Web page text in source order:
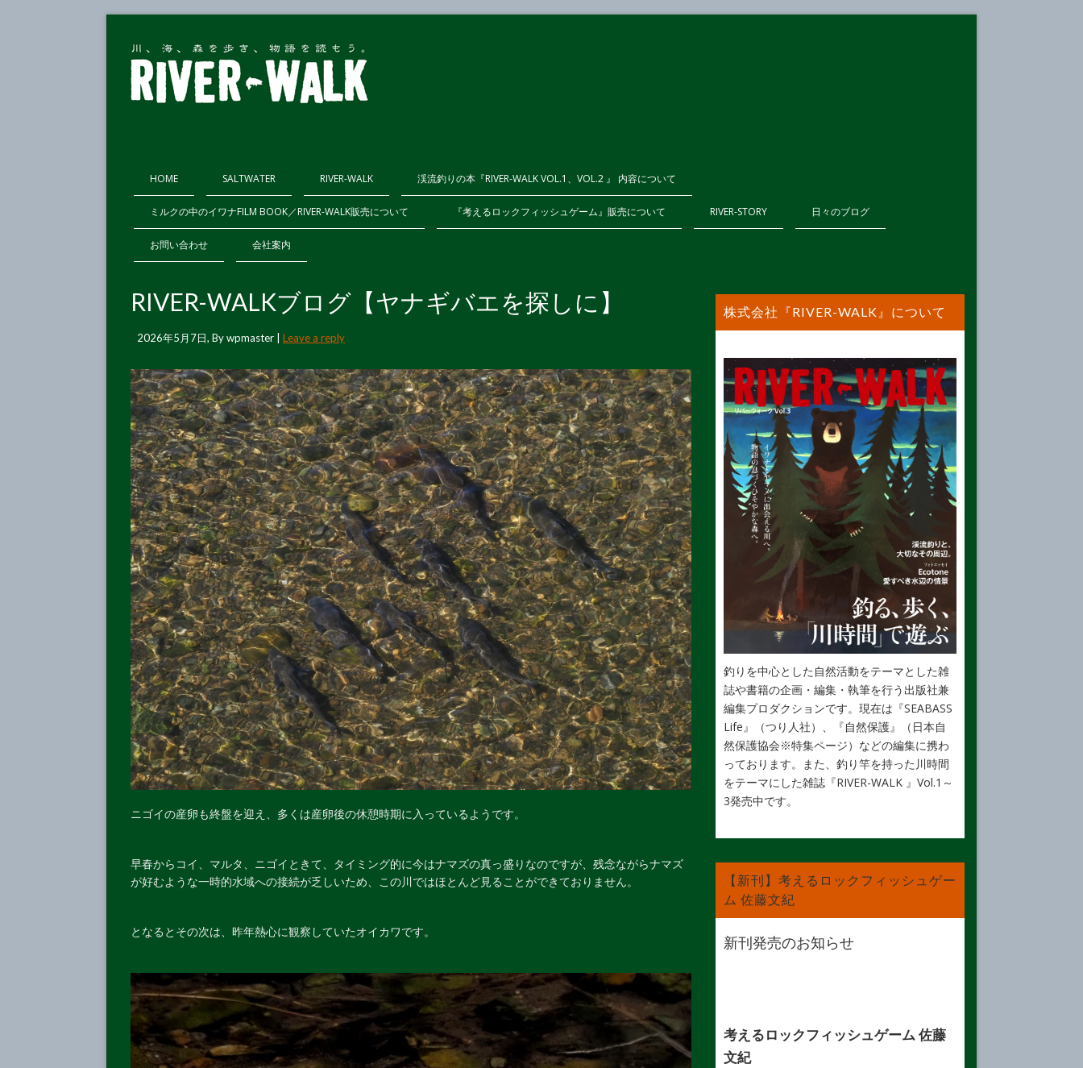
HOME SALTWATER RIVER-WALK 渓流釣りの本『RIVER-WALK VOL.1、VOL.2 』 内容について
ミルクの中のイワナFILM BOOK／RIVER-WALK販売について 『考えるロックフィッシュゲーム』販売について RIVER-STORY 日々のブログ
お問い合わせ 会社案内
RIVER-WALKブログ【ヤナギバエを探しに】
2026年5月7日, Bywpmaster Leave a reply
ニゴイの産卵も終盤を迎え、多くは産卵後の休憩時期に入っているようです。
早春からコイ、マルタ、ニゴイときて、タイミング的に今はナマズの真っ盛りなのですが、残念ながらナマズ
が好むような一時的水域への接続が乏しいため、この川ではほとんど見ることができておりません。
となるとその次は、昨年熱心に観察していたオイカワです。
株式会社『RIVER-WALK』について
釣りを中心とした自然活動をテーマとした雑
誌や書籍の企画・編集・執筆を行う出版社兼
編集プロダクションです。現在は『SEABASS
Life』（つり人社）、『自然保護』（日本自
然保護協会※特集ページ）などの編集に携わ
っております。また、釣り竿を持った川時間
をテーマにした雑誌『RIVER-WALK 』Vol.1～
3発売中です。
【新刊】考えるロックフィッシュゲー
ム 佐藤文紀
新刊発売のお知らせ
考えるロックフィッシュゲーム 佐藤
文紀